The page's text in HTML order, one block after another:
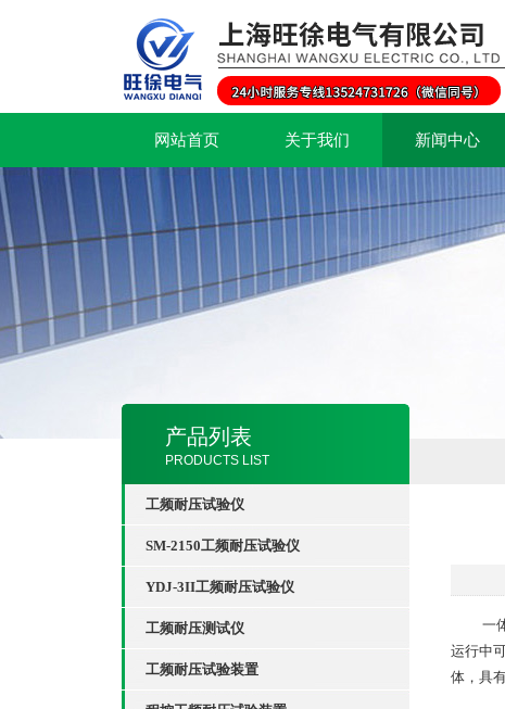
网站首页 关于我们 新闻中心
产品列表
PRODUCTS LIST
工频耐压试验仪
SM-2150工频耐压试验仪
YDJ-3II工频耐压试验仪
工频耐压测试仪
工频耐压试验装置
一体
运行中
体，具